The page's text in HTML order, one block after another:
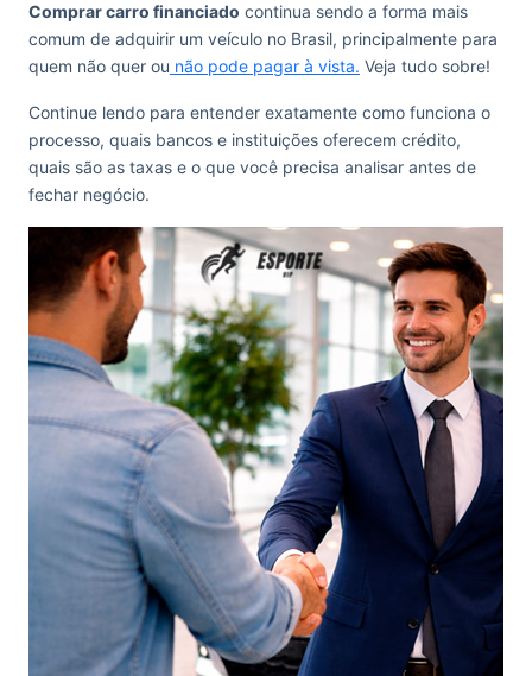
Comprar carro financiado continua sendo a forma mais
comum de adquirir um veículo no Brasil, principalmente para
quem não quer ou não pode pagar à vista. Veja tudo sobre!
Continue lendo para entender exatamente como funciona o
processo, quais bancos e instituições oferecem crédito,
quais são as taxas e o que você precisa analisar antes de
fechar negócio.